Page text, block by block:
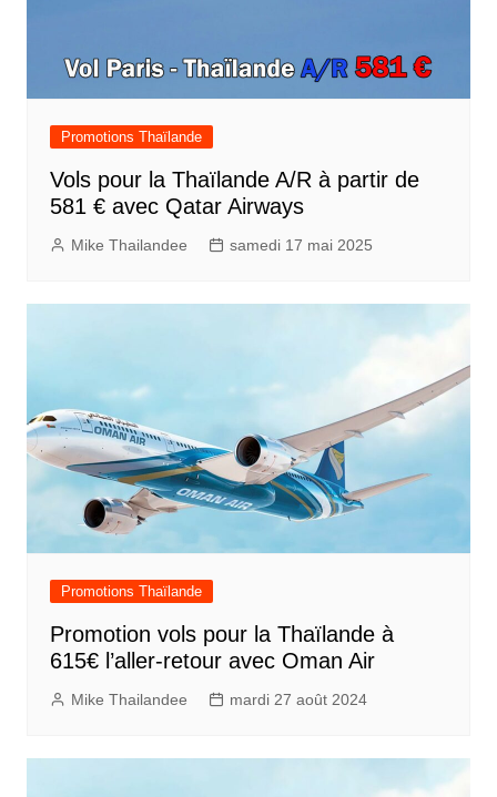
Promotions Thaïlande
Vols pour la Thaïlande A/R à partir de
581 € avec Qatar Airways
Mike Thailandee samedi 17 mai 2025
Promotions Thaïlande
Promotion vols pour la Thaïlande à
615€ l’aller-retour avec Oman Air
Mike Thailandee mardi 27 août 2024